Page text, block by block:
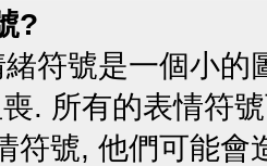
?
符號是一個小
. 所有的表情符
符號, 他們可能